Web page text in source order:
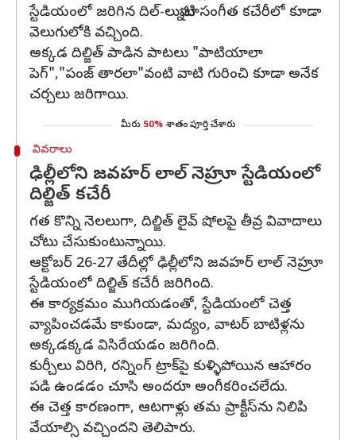
స్టేడియంలో జరిగిన దిల్-లుమ్నాటి సంగీత కచేరీలో కూడా
వెలుగులోకి వచ్చింది.
అక్కడ దిల్జిత్ పాడిన పాటలు "పాటియాలా
పెగ్","పంజ్ తారలా"వంటి వాటి గురించి కూడా అనేక
చర్చలు జరిగాయి.
మీరు 50% శాతం పూర్తి చేశారు
వివరాలు
ఢిల్లీలోని జవహర్ లాల్ నెహ్రూ స్టేడియంలో
దిల్జిత్ కచేరీ
గత కొన్ని నెలలుగా, దిల్జిత్ లైవ్ షోలపై తీవ్ర వివాదాలు
చోటు చేసుకుంటున్నాయి.
ఆక్టోబర్ 26-27 తేదీల్లో ఢిల్లీలోని జవహర్ లాల్ నెహ్రూ
స్టేడియంలో దిల్జిత్ కచేరీ జరిగింది.
ఈ కార్యక్రమం ముగియడంతో, స్టేడియంలో చెత్త
వ్యాపించడమే కాకుండా, మద్యం, వాటర్ బాటిళ్లను
అక్కడక్కడ విసిరేయడం జరిగింది.
కుర్చీలు విరిగి, రన్నింగ్ ట్రాక్‌పై కుళ్ళిపోయిన ఆహారం
పడి ఉండడం చూసి అందరూ అంగీకరించలేదు.
ఈ చెత్త కారణంగా, ఆటగాళ్లు తమ ప్రాక్టీస్‌ను నిలిపి
వేయాల్సి వచ్చిందని తెలిపారు.